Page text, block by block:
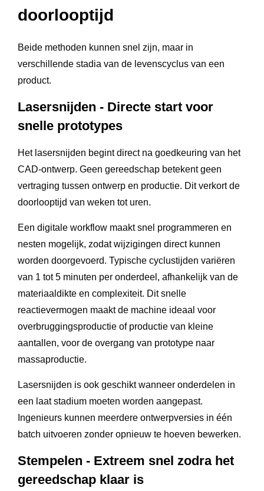
doorlooptijd
Beide methoden kunnen snel zijn, maar in
verschillende stadia van de levenscyclus van een
product.
Lasersnijden - Directe start voor
snelle prototypes
Het lasersnijden begint direct na goedkeuring van het
CAD-ontwerp. Geen gereedschap betekent geen
vertraging tussen ontwerp en productie. Dit verkort de
doorlooptijd van weken tot uren.
Een digitale workflow maakt snel programmeren en
nesten mogelijk, zodat wijzigingen direct kunnen
worden doorgevoerd. Typische cyclustijden variëren
van 1 tot 5 minuten per onderdeel, afhankelijk van de
materiaaldikte en complexiteit. Dit snelle
reactievermogen maakt de machine ideaal voor
overbruggingsproductie of productie van kleine
aantallen, voor de overgang van prototype naar
massaproductie.
Lasersnijden is ook geschikt wanneer onderdelen in
een laat stadium moeten worden aangepast.
Ingenieurs kunnen meerdere ontwerpversies in één
batch uitvoeren zonder opnieuw te hoeven bewerken.
Stempelen - Extreem snel zodra het
gereedschap klaar is